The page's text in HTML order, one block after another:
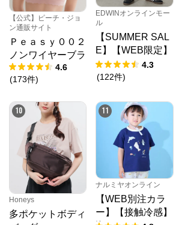
【公式】ピーチ・ジョ
ン通販サイト
Ｐｅａｓｙ００２
ノンワイヤーブラ
4.6
(173件)
EDWINオンラインモー
ル
【SUMMER SAL
E】【WEB限定】
STEPMARK ルー
ズペインターパン
4.3
(122件)
10
Honeys
多ポケットボディ
11
ナルミヤオンライン
【WEB別注カラ
ー】【接触冷感】